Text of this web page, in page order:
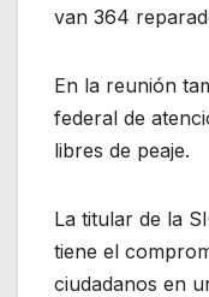
van 364
En la reunión
federal de
libres de peaje.
La titular de la
tiene el
ciudadanos en